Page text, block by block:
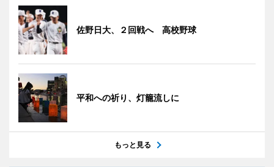
佐野日大、２回戦へ 高校野球
平和への祈り、灯籠流しに
もっと見る